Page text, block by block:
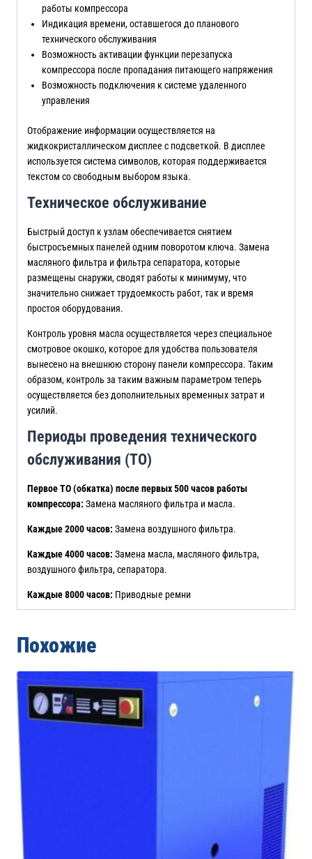
работы компрессора
Индикация времени, оставшегося до планового
технического обслуживания
Возможность активации функции перезапуска
компрессора после пропадания питающего напряжения
Возможность подключения к системе удаленного
управления
Отображение информации осуществляется на
жидкокристаллическом дисплее с подсветкой. В дисплее
используется система символов, которая поддерживается
текстом со свободным выбором языка.
Техническое обслуживание
Быстрый доступ к узлам обеспечивается снятием
быстросъемных панелей одним поворотом ключа. Замена
масляного фильтра и фильтра сепаратора, которые
размещены снаружи, сводят работы к минимуму, что
значительно снижает трудоемкость работ, так и время
простоя оборудования.
Контроль уровня масла осуществляется через специальное
смотровое окошко, которое для удобства пользователя
вынесено на внешнюю сторону панели компрессора. Таким
образом, контроль за таким важным параметром теперь
осуществляется без дополнительных временных затрат и
усилий.
Периоды проведения технического
обслуживания (ТО)
Первое ТО (обкатка) после первых 500 часов работы
компрессора: Замена масляного фильтра и масла.
Каждые 2000 часов: Замена воздушного фильтра.
Каждые 4000 часов: Замена масла, масляного фильтра,
воздушного фильтра, сепаратора.
Каждые 8000 часов: Приводные ремни
Похожие